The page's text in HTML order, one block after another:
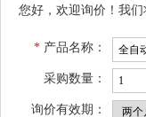
您好，欢迎询价！我们
* 产品名称：
采购数量：
询价有效期：